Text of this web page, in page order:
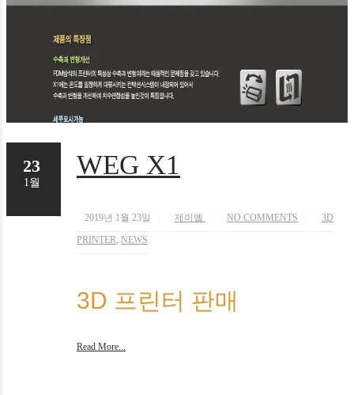
WEG X1
2019년 1월 23일 제이엘 NO COMMENTS
3D
PRINTER, NEWS
3D 프린터 판매
Read More...
23
1월